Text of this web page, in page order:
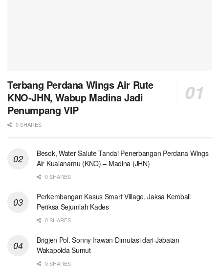
Terbang Perdana Wings Air Rute
KNO-JHN, Wabup Madina Jadi
Penumpang VIP
0 SHARES
Besok, Water Salute Tandai Penerbangan Perdana Wings
Air Kualanamu (KNO) – Madina (JHN)
0 SHARES
Perkembangan Kasus Smart Village, Jaksa Kembali
Periksa Sejumlah Kades
0 SHARES
Brigjen Pol. Sonny Irawan Dimutasi dari Jabatan
Wakapolda Sumut
0 SHARES